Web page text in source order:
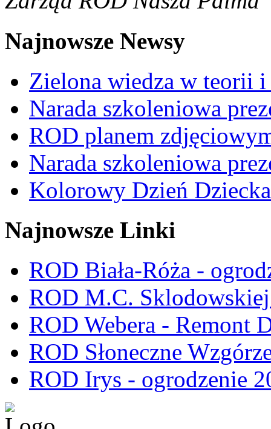
Najnowsze Newsy
Zielona wiedza w teorii
Narada szkoleniowa
ROD planem
Narada szkoleniowa
Kolorowy Dzień
Najnowsze Linki
ROD Biała-Róża -
ROD M.C.
ROD Webera - Remont
ROD Słoneczne
ROD Irys - ogrodzenie